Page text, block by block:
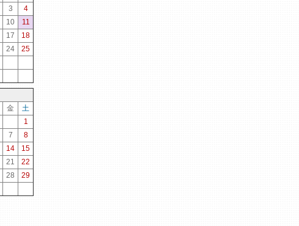
3
4
10
11
17
18
24
25
金
土
1
7
8
14
15
21
22
28
29